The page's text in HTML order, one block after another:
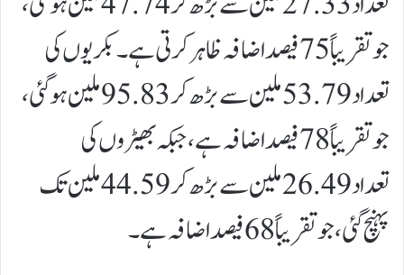
جو تقریباً 75 فیصد اضافہ ظاہر کرتی ہے۔بکریوں کی
تعداد 53.79 ملین سے بڑھ کر 95.83 ملین ہو گئی،
جو تقریباً 78 فیصد اضافہ ہے، جبکہ بھیڑوں کی
تعداد 26.49 ملین سے بڑھ کر 44.59 ملین تک
پہنچ گئی، جو تقریباً 68 فیصد اضافہ ہے۔